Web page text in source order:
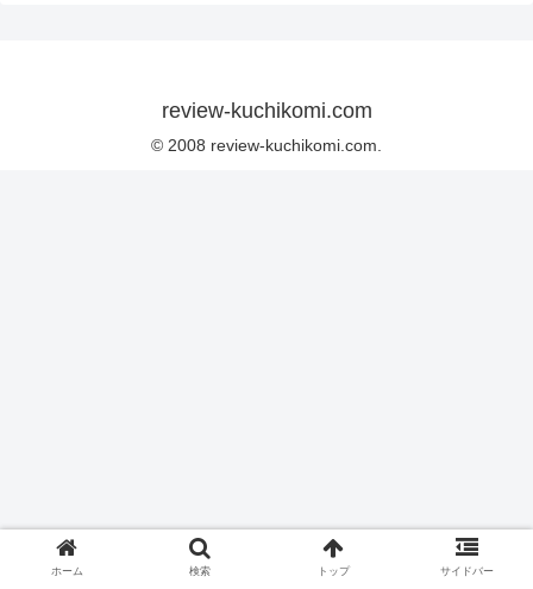
review-kuchikomi.com
© 2008 review-kuchikomi.com.
ホーム 検索 トップ サイドバー